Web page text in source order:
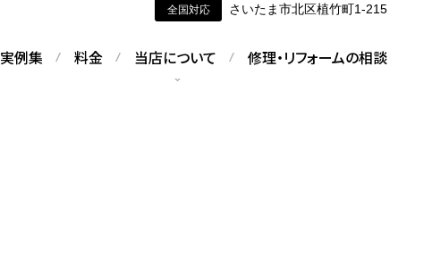
全国対応 さいたま市北区植竹町1-215
修理・リフォームの相談
当店について
料金
実例集